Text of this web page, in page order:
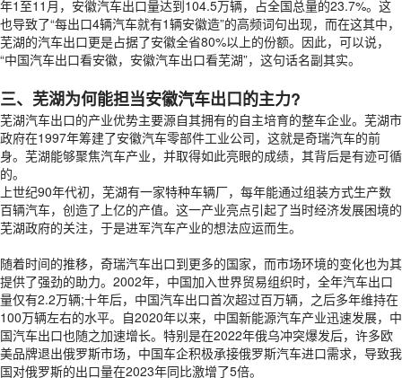
年1至11月，安徽汽车出口量达到104.5万辆，占全国总量的23.7%。这
也导致了“每出口4辆汽车就有1辆安徽造”的高频词句出现，而在这其中，
芜湖的汽车出口更是占据了安徽全省80%以上的份额。因此，可以说，
“中国汽车出口看安徽，安徽汽车出口看芜湖”，这句话名副其实。
三、芜湖为何能担当安徽汽车出口的主力?
芜湖汽车出口的产业优势主要源自其拥有的自主培育的整车企业。芜湖市
政府在1997年筹建了安徽汽车零部件工业公司，这就是奇瑞汽车的前
身。芜湖能够聚焦汽车产业，并取得如此亮眼的成绩，其背后是有迹可循
的。
上世纪90年代初，芜湖有一家特种车辆厂，每年能通过组装方式生产数
百辆汽车，创造了上亿的产值。这一产业亮点引起了当时经济发展困境的
芜湖政府的关注，于是进军汽车产业的想法应运而生。
随着时间的推移，奇瑞汽车出口到更多的国家，而市场环境的变化也为其
提供了强劲的助力。2002年，中国加入世界贸易组织时，全年汽车出口
量仅有2.2万辆;十年后，中国汽车出口首次超过百万辆，之后多年维持在
100万辆左右的水平。自2020年以来，中国新能源汽车产业迅速发展，中
国汽车出口也随之加速增长。特别是在2022年俄乌冲突爆发后，许多欧
美品牌退出俄罗斯市场，中国车企积极承接俄罗斯汽车进口需求，导致我
国对俄罗斯的出口量在2023年同比激增了5倍。